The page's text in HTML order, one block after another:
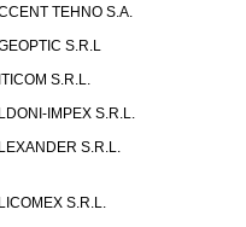
TEHNO S.A.
S.R.L
S.R.L.
IMPEX S.R.L.
S.R.L.
S.R.L.